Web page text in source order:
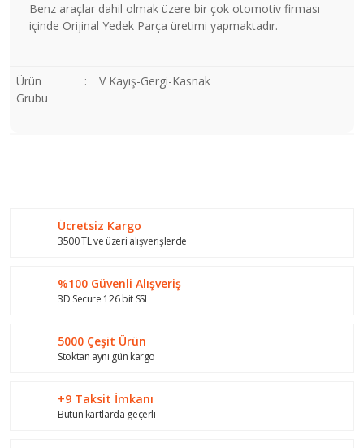
Benz araçlar dahil olmak üzere bir çok otomotiv firması
içinde Orijinal Yedek Parça üretimi yapmaktadır.
Ürün
Grubu
: V Kayış-Gergi-Kasnak
Ürün resmi kalitesiz, bozuk veya görüntülenemiyor.
Ürün bilgilerinde hatalar bulunuyor.
Bu ürüne benzer farklı alternatifler olmalı.
Ücretsiz Kargo
3500 TL ve üzeri alışverişlerde
%100 Güvenli Alışveriş
3D Secure 126 bit SSL
5000 Çeşit Ürün
Stoktan aynı gün kargo
+9 Taksit İmkanı
Bütün kartlarda geçerli